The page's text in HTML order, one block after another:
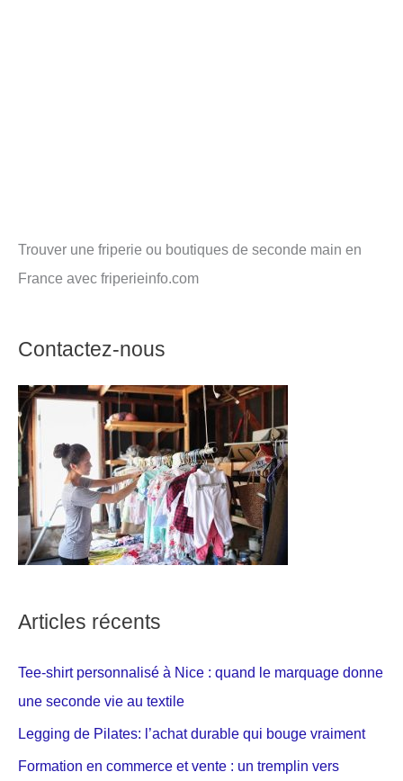
Trouver une friperie ou boutiques de seconde main en
France avec friperieinfo.com
Contactez-nous
Articles récents
Tee-shirt personnalisé à Nice : quand le marquage donne
une seconde vie au textile
Legging de Pilates: l’achat durable qui bouge vraiment
Formation en commerce et vente : un tremplin vers